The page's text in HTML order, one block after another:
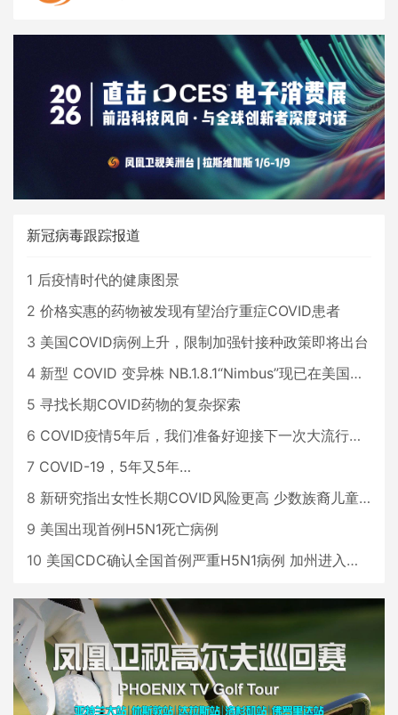
新冠病毒跟踪报道
1 后疫情时代的健康图景
2 价格实惠的药物被发现有望治疗重症COVID患者
3 美国COVID病例上升，限制加强针接种政策即将出台
4 新型 COVID 变异株 NB.1.8.1“Nimbus”现已在美国占据主导地位
5 寻找长期COVID药物的复杂探索
6 COVID疫情5年后，我们准备好迎接下一次大流行了吗？
7 COVID-19，5年又5年…
8 新研究指出女性长期COVID风险更高 少数族裔儿童存在差异
9 美国出现首例H5N1死亡病例
10 美国CDC确认全国首例严重H5N1病例 加州进入紧急状态